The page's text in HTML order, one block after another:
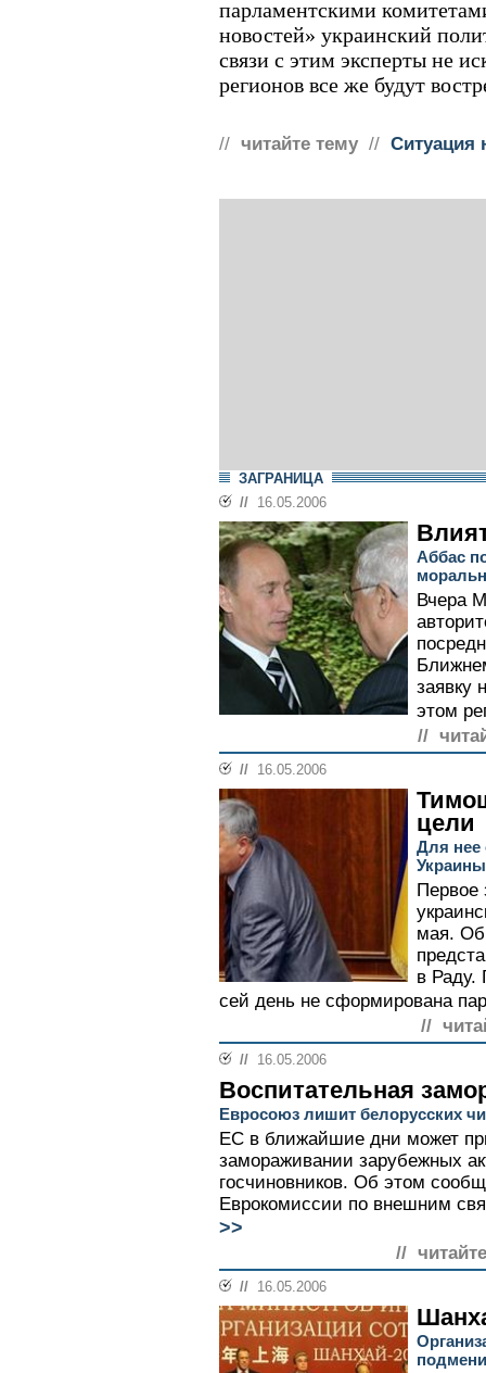
парламентскими
новостей» украинский
связи с этим эксперты не
регионов все же будут
// читайте тему // Ситуация
ЗАГРАНИЦА
// 16.05.2006
Аббас
Вчера
заявку
этом
//
// 16.05.2006
цели
Для нее
Украины
Первое
мая. Об
в Раду.
сей день не сформирована
//
// 16.05.2006
Воспитательная
Евросоюз лишит белорусских
ЕС в ближайшие дни может
замораживании зарубежных
госчиновников. Об этом
Еврокомиссии по внешним
>>
//
// 16.05.2006